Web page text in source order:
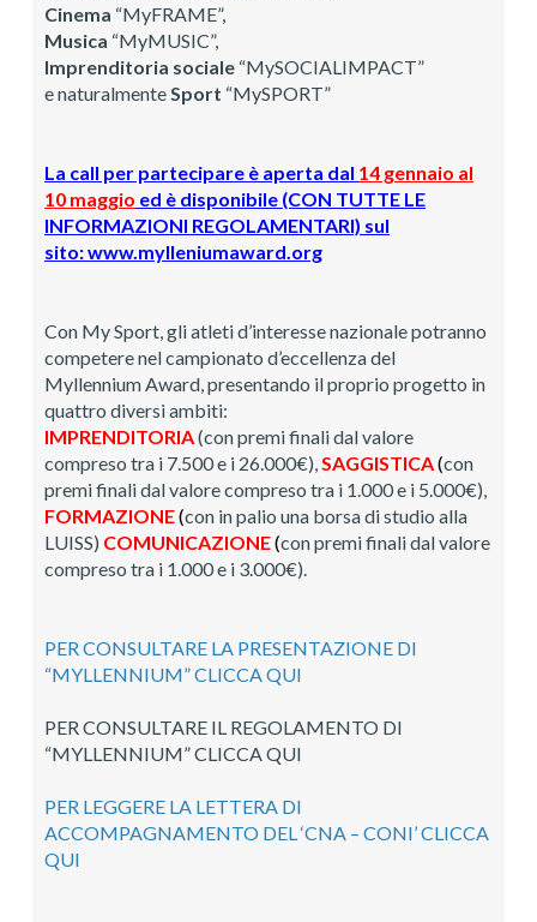
Cinema “MyFRAME”,
Musica “MyMUSIC”,
Imprenditoria sociale “MySOCIALIMPACT”
e naturalmente Sport “MySPORT”
La call per partecipare è aperta dal 14 gennaio al
10 maggio ed è disponibile (CON TUTTE LE
INFORMAZIONI REGOLAMENTARI) sul
sito:www.mylleniumaward.org
Con My Sport, gli atleti d’interesse nazionale potranno
competere nel campionato d’eccellenza del
Myllennium Award, presentando il proprio progetto in
quattro diversi ambiti:
IMPRENDITORIA(con premi finali dal valore
compreso tra i 7.500 e i 26.000€), SAGGISTICA(con
premi finali dal valore compreso tra i 1.000 e i 5.000€),
FORMAZIONE(con in palio una borsa di studio alla
LUISS) COMUNICAZIONE(con premi finali dal valore
compreso tra i 1.000 e i 3.000€).
PER CONSULTARE LA PRESENTAZIONE DI
“MYLLENNIUM” CLICCA QUI
PER CONSULTARE IL REGOLAMENTO DI
“MYLLENNIUM” CLICCA QUI
PER LEGGERE LA LETTERA DI
ACCOMPAGNAMENTO DEL ‘CNA – CONI’ CLICCA
QUI